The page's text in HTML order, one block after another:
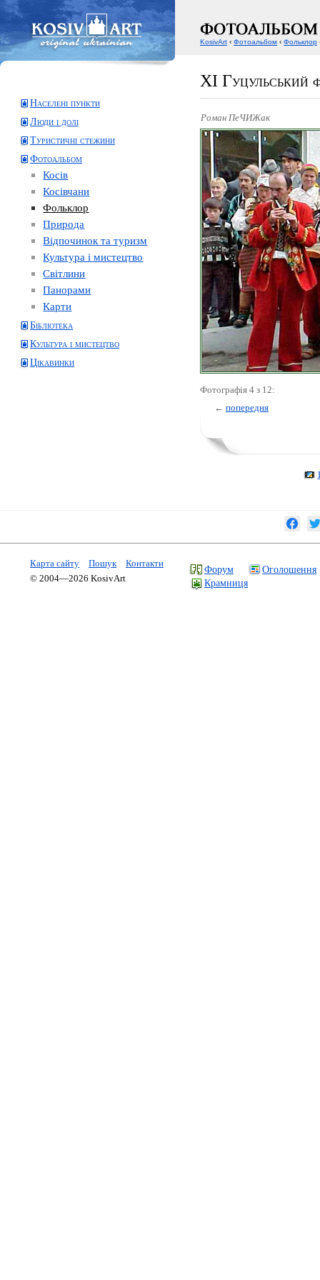
XI Гуцульський
Населені пункти
Люди і долі
Туристичні стежини
Фотоальбом
Косів
Косівчани
Фольклор
Природа
Відпочинок та туризм
Культура і мистецтво
Світлини
Панорами
Карти
Бібліотека
Культура і мистецтво
Цікавинки
Роман ПеЧИЖак
Фотографія 4 з 12:
← попередня
KosivArt ‹ Фотоальбом ‹ Фольклор
Карта сайту Пошук
Контакти
© 2004—2026 KosivArt
Форум
Оголошення
Крамниця